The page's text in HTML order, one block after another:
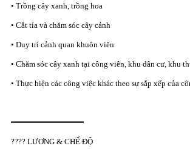
• Trồng cây xanh, trồng hoa
• Cắt tỉa và chăm sóc cây cảnh
• Duy trì cảnh quan khuôn viên
• Chăm sóc cây xanh tại công viên, khu dân cư, khu
• Thực hiện các công việc khác theo sự sắp xếp của
━━━━━━━━━━━━━━━
???? LƯƠNG & CHẾ ĐỘ